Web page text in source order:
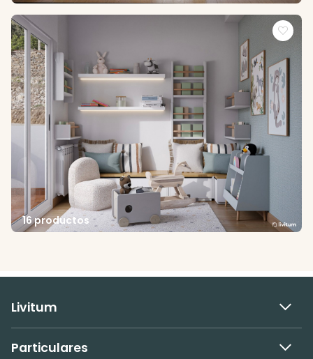
16 productos
Livitum
Particulares